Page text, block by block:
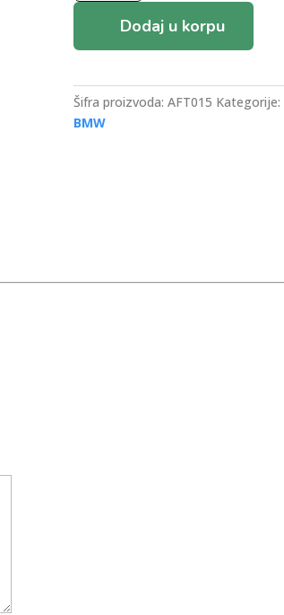
količinaDodaj u korpu
Šifra proizvoda:AFT015 Kategorije:
BMW